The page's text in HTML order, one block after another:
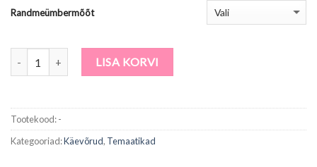
Randmeümbermõõt
LISA KORVI
Tootekood:-
Kategooriad:Käevõrud, Temaatikad